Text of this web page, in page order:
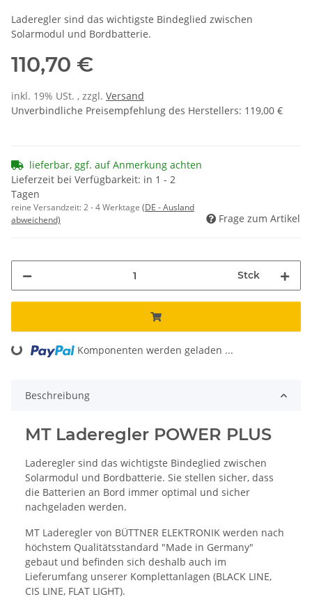
Laderegler sind das wichtigste Bindeglied zwischen
Solarmodul und Bordbatterie.
110,70 €
inkl. 19% USt. , zzgl. Versand
Unverbindliche Preisempfehlung des Herstellers: 119,00 €
lieferbar, ggf. auf Anmerkung achten
Lieferzeit bei Verfügbarkeit: in 1 - 2
Tagen
reine Versandzeit:2 - 4 Werktage (DE - Ausland
abweichend)
Frage zum Artikel
Stck
Komponenten werden geladen ...
Beschreibung
MT Laderegler POWER PLUS
Laderegler sind das wichtigste Bindeglied zwischen
Solarmodul und Bordbatterie. Sie stellen sicher, dass
die Batterien an Bord immer optimal und sicher
nachgeladen werden.
MT Laderegler von BÜTTNER ELEKTRONIK werden nach
höchstem Qualitätsstandard "Made in Germany"
gebaut und befinden sich deshalb auch im
Lieferumfang unserer Komplettanlagen (BLACK LINE,
CIS LINE, FLAT LIGHT).